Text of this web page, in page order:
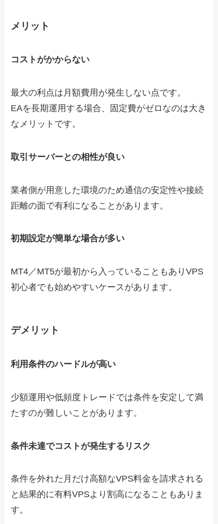
メリット
コストがかからない
最大の利点は月額費用が発生しない点です。
EAを長期運用する場合、固定費がゼロなのは大き
なメリットです。
取引サーバーとの相性が良い
業者側が用意した環境のため通信の安定性や接続
距離の面で有利になることがあります。
初期設定が簡単な場合が多い
MT4／MT5が最初から入っていることもありVPS
初心者でも始めやすいケースがあります。
デメリット
利用条件のハードルが高い
少額運用や低頻度トレードでは条件を安定して満
たすのが難しいことがあります。
条件未達でコストが発生するリスク
条件を外れた月だけ高額なVPS料金を請求される
と結果的に有料VPSより割高になることもありま
す。